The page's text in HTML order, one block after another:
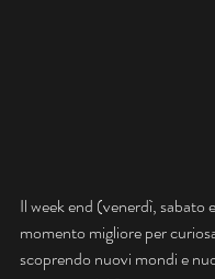
Il week end (venerdì, sabato
momento migliore per
scoprendo nuovi mondi e